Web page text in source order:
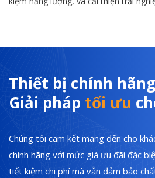
Thiết bị chính hãng
Giải pháp tối ưu
Chúng tôi cam kết mang đến cho
chính hãng với mức giá ưu đãi đặc
tiết kiệm chi phí mà vẫn đảm bảo